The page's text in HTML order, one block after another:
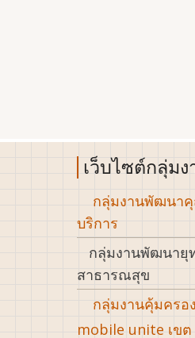
เว็บไซต์กลุ่มง
กลุ่มงานพัฒนา
บริการ
กลุ่มงานพัฒนายุ
สาธารณสุข
กลุ่มงานคุ้มครอ
mobile unite เขต